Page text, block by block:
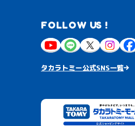
FOLLOW US !
タカラトミー公式SNS一覧